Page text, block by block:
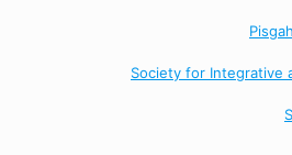
Society for Integrative